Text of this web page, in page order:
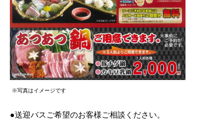
※写真はイメージです
●送迎バスご希望のお客様ご相談ください。